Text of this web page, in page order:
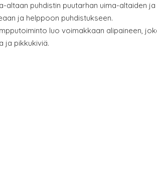
altaan puhdistin puutarhan uima-altaiden ja
ja helppoon puhdistukseen.
luo voimakkaan alipaineen,
ja pikkukiviä.